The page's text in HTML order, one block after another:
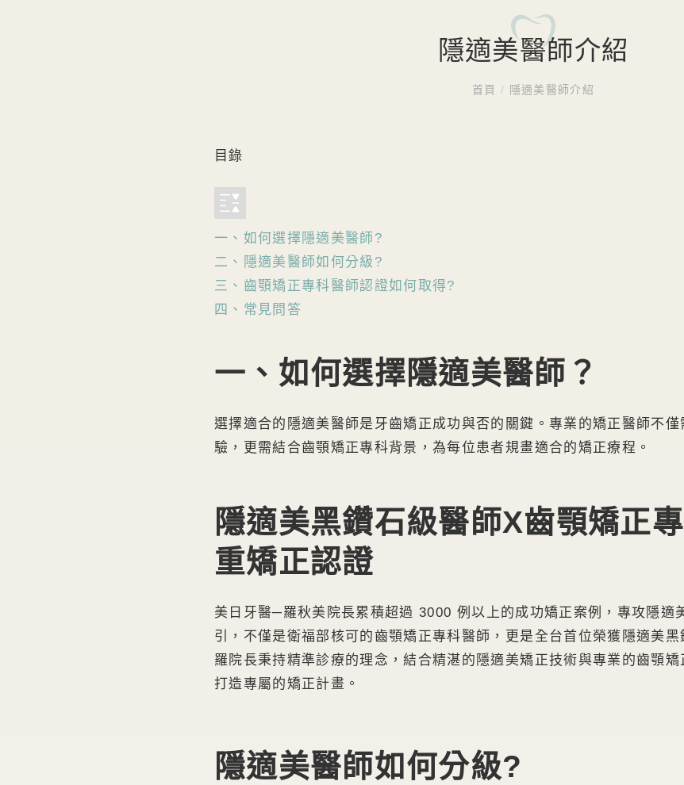
隱適美醫師介紹
首頁 / 隱適美醫師介紹
目錄
一、如何選擇隱適美醫師?
二、隱適美醫師如何分級?
三、齒顎矯正專科醫師認證如何取得?
四、常見問答
一、如何選擇隱適美醫師？
選擇適合的隱適美醫師是牙齒矯正成功與否的關鍵。專業的矯正醫師不
驗，更需結合齒顎矯正專科背景，為每位患者規畫適合的矯正療程。
隱適美黑鑽石級醫師X齒顎矯正
重矯正認證
美日牙醫─羅秋美院長累積超過 3000 例以上的成功矯正案例，專攻隱適
引，不僅是衛福部核可的齒顎矯正專科醫師，更是全台首位榮獲隱適美黑
羅院長秉持精準診療的理念，結合精湛的隱適美矯正技術與專業的齒顎
打造專屬的矯正計畫。
隱適美醫師如何分級?